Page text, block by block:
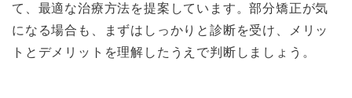
て、最適な治療方法を提案しています。部分矯正が気
になる場合も、まずはしっかりと診断を受け、メリッ
トとデメリットを理解したうえで判断しましょう。